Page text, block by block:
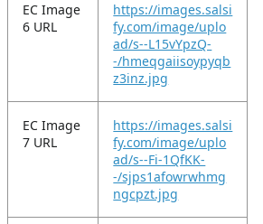
EC Image
6 URL
https://images.salsi
fy.com/image/uplo
ad/s--L15vYpzQ-
-/hmeqgaiisoypyqb
z3inz.jpg
EC Image
7 URL
https://images.salsi
fy.com/image/uplo
ad/s--Fi-1QfKK-
-/sjps1afowrwhmg
ngcpzt.jpg